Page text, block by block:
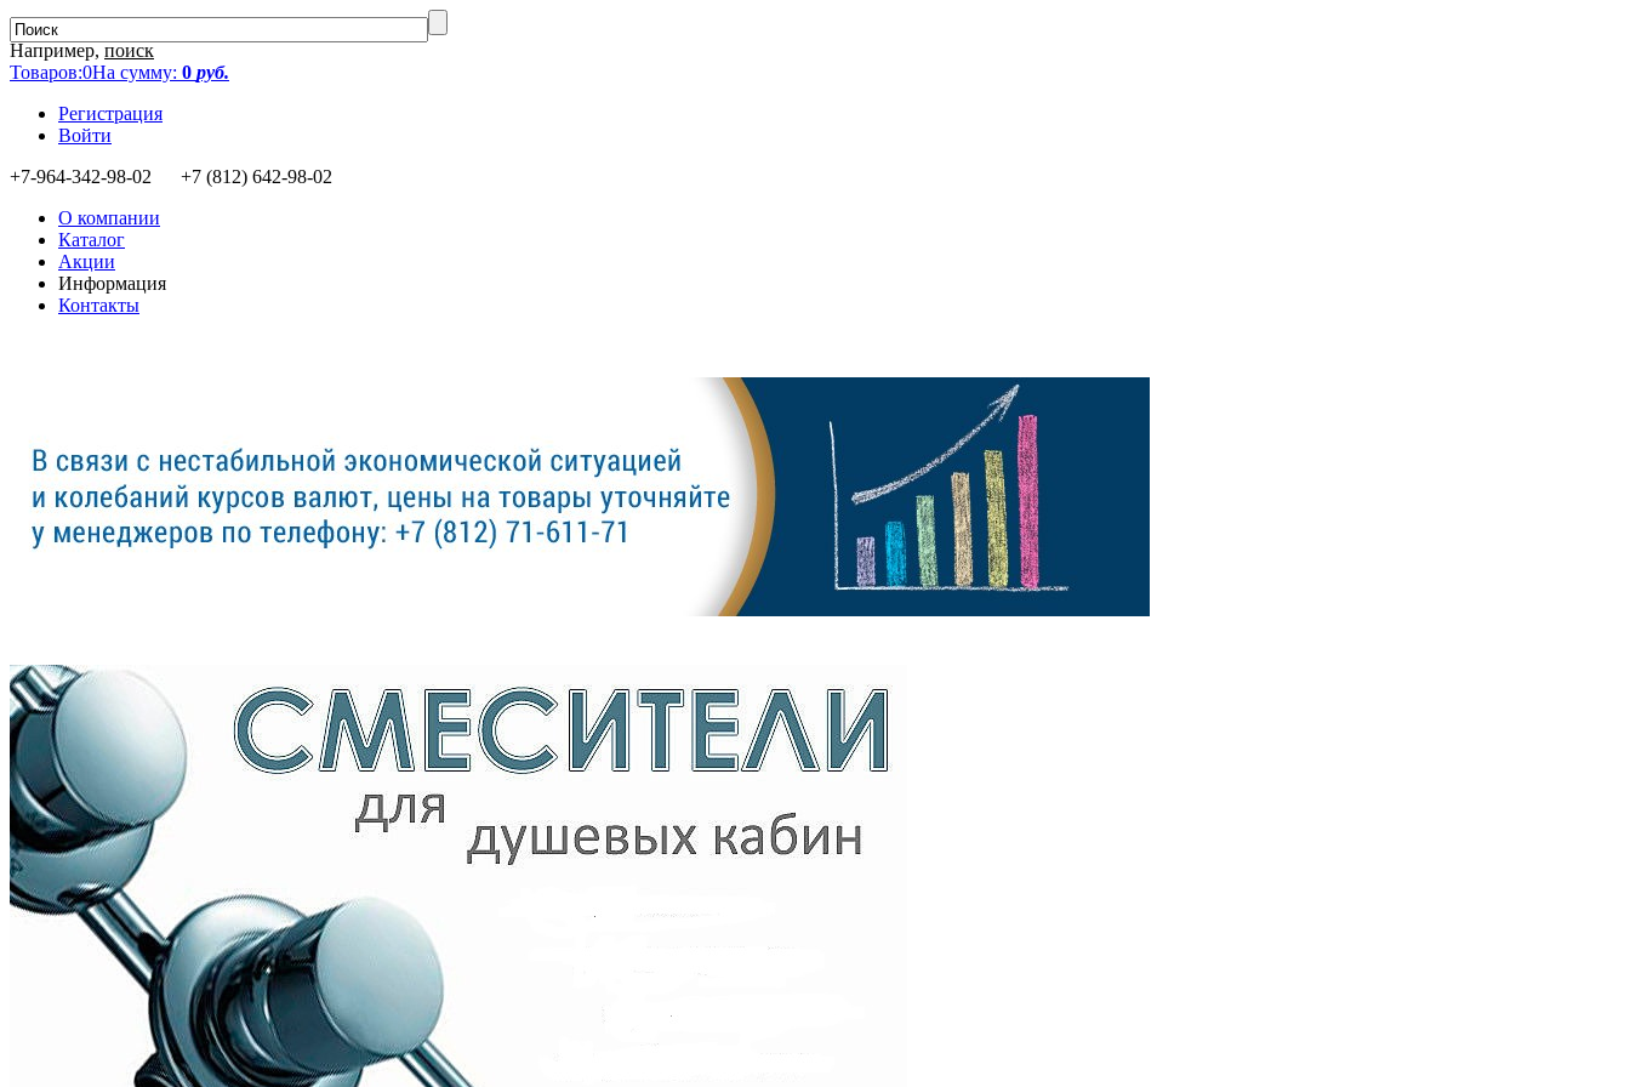
Например, поиск
Товаров:0На сумму: 0 руб.
Регистрация
Войти
+7-964-342-98-02 +7 (812) 642-98-02
О компании
Каталог
Акции
Информация
Контакты